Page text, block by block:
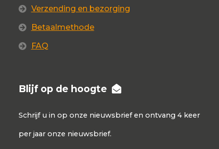
Verzending en bezorging
Betaalmethode
FAQ
Blijf op de hoogte
Schrijf u in op onze nieuwsbrief en ontvang 4 keer
per jaar onze nieuwsbrief.